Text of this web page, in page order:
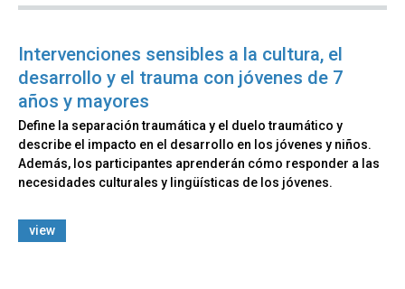
Intervenciones sensibles a la cultura, el
desarrollo y el trauma con jóvenes de 7
años y mayores​​
Define la separación traumática y el duelo traumático y
describe el impacto en el desarrollo en los jóvenes y niños.
Además, los participantes aprenderán cómo responder a las
necesidades culturales y lingüísticas de los jóvenes.
view